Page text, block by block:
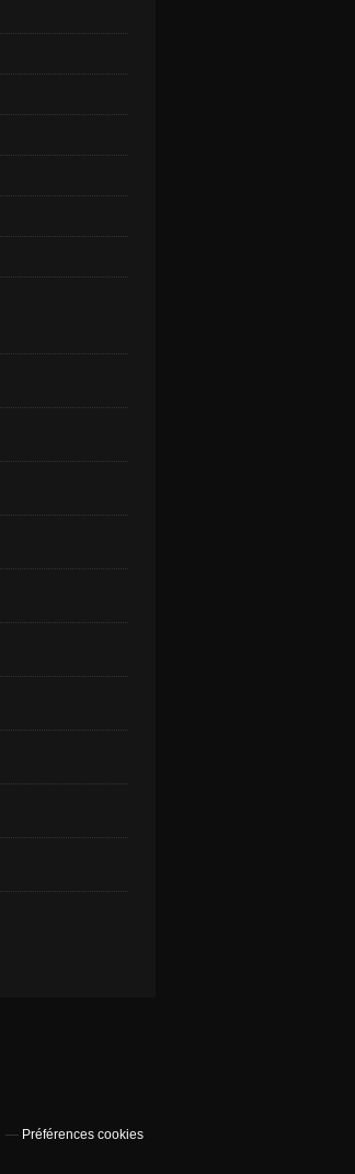
Préférences cookies